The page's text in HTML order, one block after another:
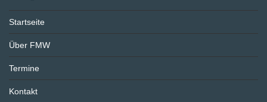
Startseite
Über FMW
Termine
Kontakt